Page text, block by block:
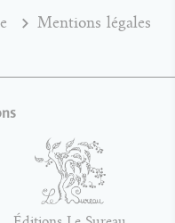
Mentions légales